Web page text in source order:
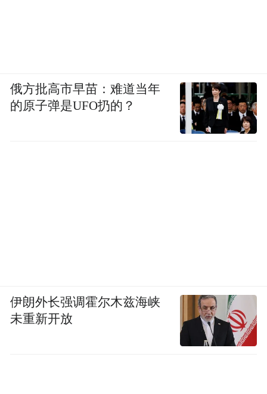
俄方批高市早苗：难道当年
的原子弹是UFO扔的？
伊朗外长强调霍尔木兹海峡
未重新开放